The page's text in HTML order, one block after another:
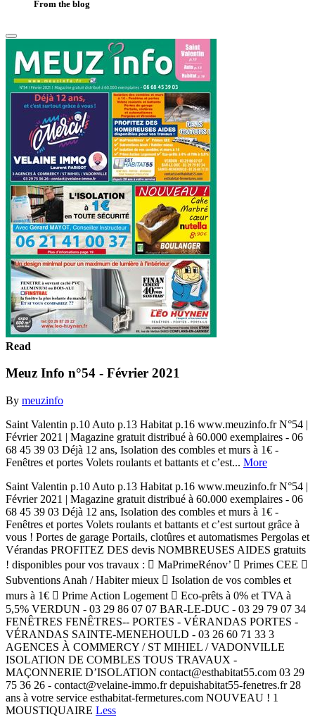
From the blog
Read
Meuz Info n°54 - Février 2021
By meuzinfo
Saint Valentin p.10 Auto p.13 Habitat p.16 www.meuzinfo.fr N°54 |
Février 2021 | Magazine gratuit distribué à 60.000 exemplaires - 06
68 45 39 03 Déjà 12 ans, Isolation des combles et murs à 1€ -
Fenêtres et portes Volets roulants et battants et c’est... More
Saint Valentin p.10 Auto p.13 Habitat p.16 www.meuzinfo.fr N°54 |
Février 2021 | Magazine gratuit distribué à 60.000 exemplaires - 06
68 45 39 03 Déjà 12 ans, Isolation des combles et murs à 1€ -
Fenêtres et portes Volets roulants et battants et c’est surtout grâce à
vous ! Portes de garage Portails, clotûres et automatismes Pergolas et
Vérandas PROFITEZ DES devis NOMBREUSES AIDES gratuits
! disponibles pour vos travaux :  MaPrimeRénov’  Primes CEE 
Subventions Anah / Habiter mieux  Isolation de vos combles et
murs à 1€  Prime Action Logement  Eco-prêts à 0% et TVA à
5,5% VERDUN - 03 29 86 07 07 BAR-LE-DUC - 03 29 79 07 34
FENÊTRES FENÊTRES-- PORTES - VÉRANDAS PORTES -
VÉRANDAS SAINTE-MENEHOULD - 03 26 60 71 33 3
AGENCES À COMMERCY / ST MIHIEL / VADONVILLE
ISOLATION DE COMBLES TOUS TRAVAUX -
MAÇONNERIE D’ISOLATION contact@esthabitat55.com 03 29
75 36 26 - contact@velaine-immo.fr depuishabitat55-fenetres.fr 28
ans à votre service esthabitat-fermetures.com NOUVEAU ! 1
MOUSTIQUAIRE Less